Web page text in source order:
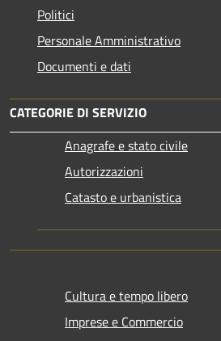
Politici
Personale Amministrativo
Documenti e dati
CATEGORIE DI SERVIZIO
Anagrafe e stato civile
Autorizzazioni
Catasto e urbanistica
Cultura e tempo libero
Imprese e Commercio